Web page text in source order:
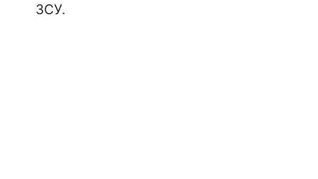
ЗСУ.